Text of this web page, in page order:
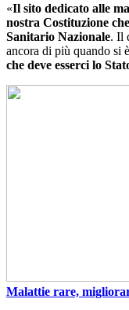
«Il sito dedicato alle
nostra Costituzione
Sanitario Nazionale. Il
ancora di più quando si
che deve esserci lo
Malattie rare,